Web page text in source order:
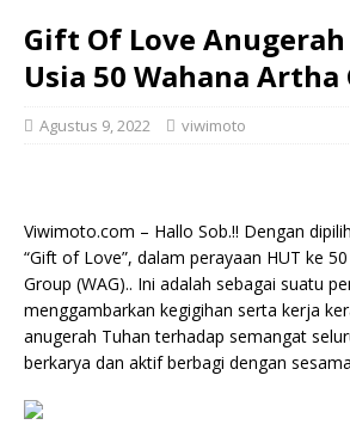
Gift Of Love
Usia 50 Wahana Artha
Agustus 9, 2022 viwimoto
Viwimoto.com – Hallo Sob.!! Dengan
“Gift of Love”, dalam perayaan HUT ke
Group (WAG).. Ini adalah sebagai suatu
menggambarkan kegigihan serta kerja
anugerah Tuhan terhadap semangat
berkarya dan aktif berbagi dengan sesama